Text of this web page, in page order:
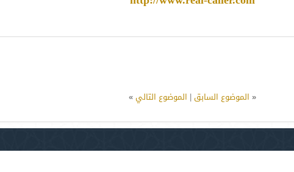
« الموضوع السابق| الموضوع التالي»